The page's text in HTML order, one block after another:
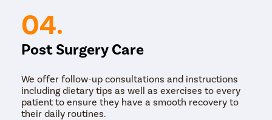
04.
Post Surgery Care
We offer follow-up consultations and instructions
including dietary tips as well as exercises to every
patient to ensure they have a smooth recovery to
their daily routines.